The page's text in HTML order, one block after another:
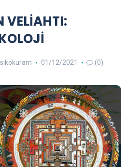
VELİAHTI:
01/12/2021 (0)